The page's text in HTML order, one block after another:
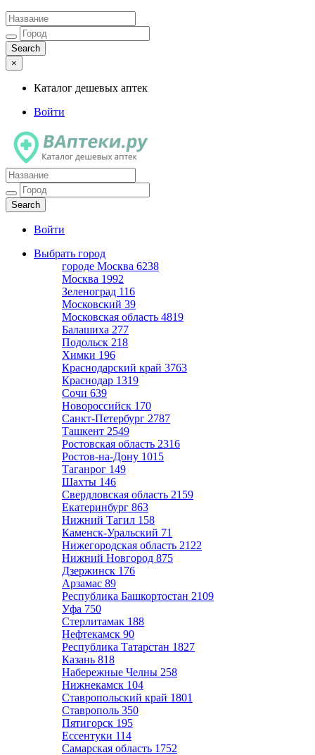
×
Каталог дешевых аптек
Войти
Каталог дешевых аптек
Войти
Выбрать город
городе Москва 6238
Москва 1992
Зеленоград 116
Московский 39
Московская область 4819
Балашиха 277
Подольск 218
Химки 196
Краснодарский край 3763
Краснодар 1319
Сочи 639
Новороссийск 170
Санкт-Петербург 2787
Ташкент 2549
Ростовская область 2316
Ростов-на-Дону 1015
Таганрог 149
Шахты 146
Свердловская область 2159
Екатеринбург 863
Нижний Тагил 158
Каменск-Уральский 71
Нижегородская область 2122
Нижний Новгород 875
Дзержинск 176
Арзамас 89
Республика Башкортостан 2109
Уфа 750
Стерлитамак 188
Нефтекамск 90
Республика Татарстан 1827
Казань 818
Набережные Челны 258
Нижнекамск 104
Ставропольский край 1801
Ставрополь 350
Пятигорск 195
Ессентуки 114
Самарская область 1752